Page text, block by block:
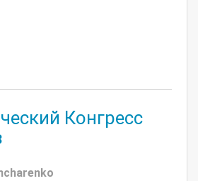
Конгресс